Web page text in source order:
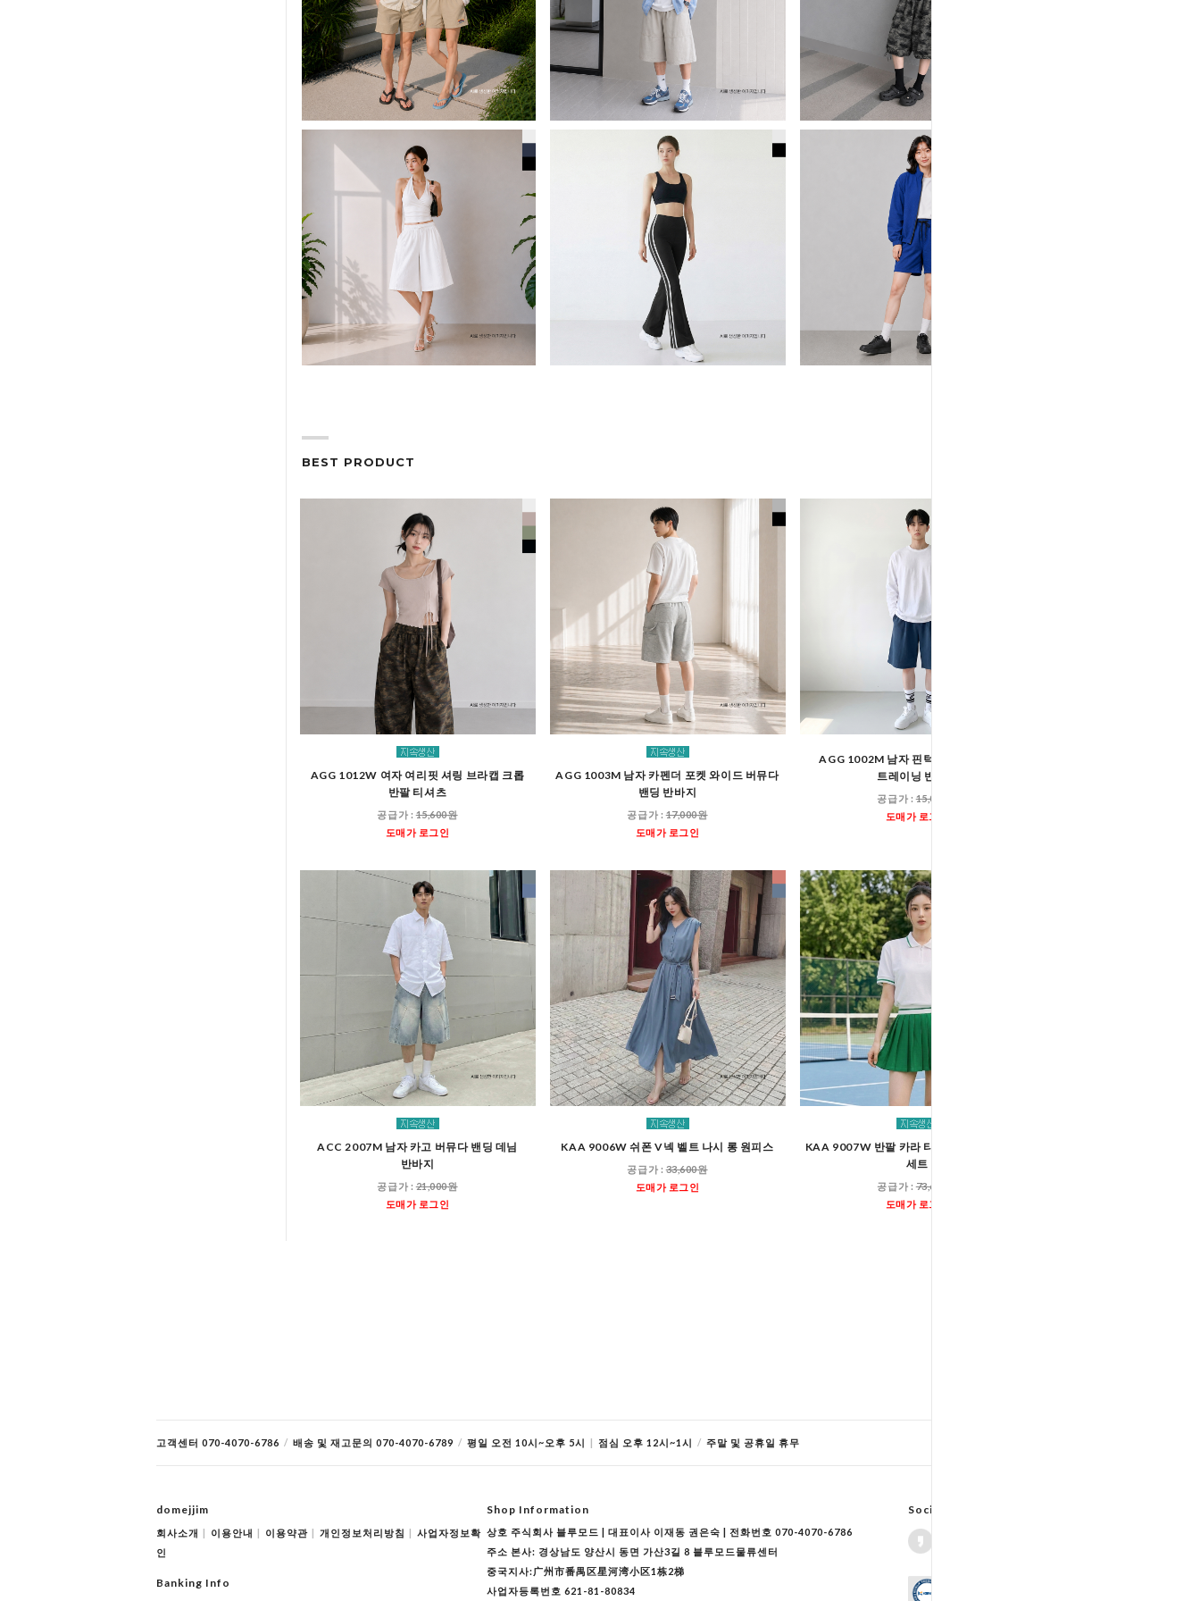
BEST PRODUCT
AGG 1012W 여자 여리핏 셔링 브라캡 크롭
반팔 티셔츠
공급가 :15,600원
도매가 로그인
AGG 1003M 남자 카펜더 포켓 와이드 버뮤다
밴딩 반바지
공급가 :17,000원
도매가 로그인
AGG 1002M 남자 핀턱 와이드 5부 밴딩
트레이닝 반바지
공급가 :15,000원
도매가 로그인
ACC 2007M 남자 카고 버뮤다 밴딩 데님
반바지
공급가 :21,000원
도매가 로그인
KAA 9006W 쉬폰 V넥 벨트 나시 롱 원피스
공급가 :33,600원
도매가 로그인
KAA 9007W 반팔 카라 티셔츠 테니스 스커트
세트
공급가 :73,600원
도매가 로그인
고객센터 070-4070-6786 / 배송 및 재고문의 070-4070-6789 / 평일 오전 10시~오후 5시 | 점심 오후 12시~1시 / 주말 및 공휴일 휴무
domejjim
회사소개 이용안내 이용약관 개인정보처리방침
사업자정보확
인
Banking Info
Shop Information
상호 주식회사 블루모드 | 대표이사 이재동 권은숙 | 전화번호 070-4070-6786
주소 본사: 경상남도 양산시 동면 가산3길 8 블루모드물류센터
중국지사:广州市番禺区星河湾小区1栋2梯
사업자등록번호 621-81-80834
Social Network